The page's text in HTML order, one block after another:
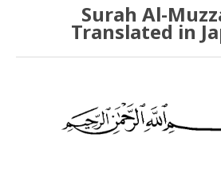
Surah Al-
Translated in